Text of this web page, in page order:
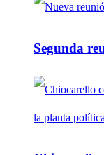
Segunda